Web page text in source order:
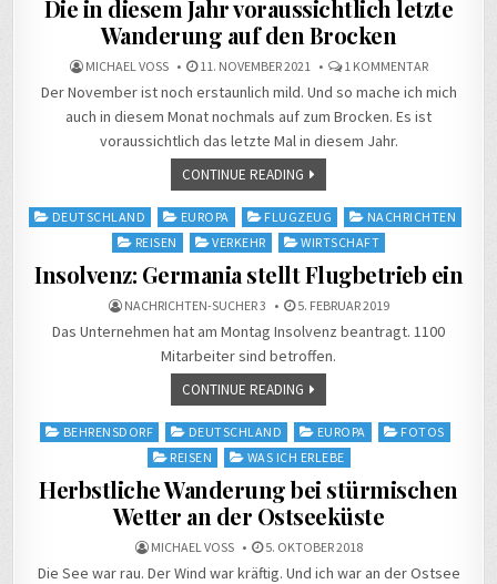
Die in diesem Jahr voraussichtlich letzte
Wanderung auf den Brocken
MICHAEL VOSS 11. NOVEMBER 2021 1 KOMMENTARZU
IN
JAHR
Der November ist noch erstaunlich mild. Und so mache ich mich
auch in diesem Monat nochmals auf zum Brocken. Es ist
voraussichtlich das letzte Mal in diesem Jahr.
CONTINUE READING
PostedDEUTSCHLAND EUROPA FLUGZEUG
NACHRICHTEN
REISEN
VERKEHR WIRTSCHAFT
Insolvenz: Germania stellt Flugbetrieb ein
NACHRICHTEN-SUCHER 3 5. FEBRUAR 2019
Das Unternehmen hat am Montag Insolvenz beantragt. 1100
Mitarbeiter sind betroffen.
CONTINUE READING
PostedBEHRENSDORF DEUTSCHLAND EUROPA
FOTOS
REISEN
WAS ICH ERLEBE
Herbstliche Wanderung bei stürmischen
Wetter an der Ostseeküste
MICHAEL VOSS 5. OKTOBER 2018
Die See war rau. Der Wind war kräftig. Und ich war an der Ostsee